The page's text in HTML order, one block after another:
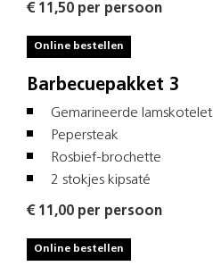
€ 11,50 per persoon
Online bestellen
Barbecuepakket 3
Gemarineerde lamskotelet
Pepersteak
Rosbief-brochette
2 stokjes kipsaté
€ 11,00 per persoon
Online bestellen